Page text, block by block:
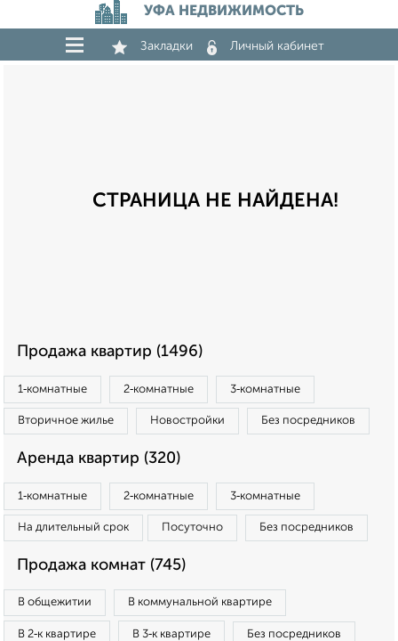
УФА НЕДВИЖИМОСТЬ
Закладки Личный кабинет
СТРАНИЦА НЕ НАЙДЕНА!
Продажа квартир (1496)
1‑комнатные 2‑комнатные 3‑комнатные
Вторичное жилье Новостройки Без посредников
Аренда квартир (320)
1‑комнатные 2‑комнатные 3‑комнатные
На длительный срок Посуточно Без посредников
Продажа комнат (745)
В общежитии В коммунальной квартире
В 2‑к квартире В 3‑к квартире Без посредников